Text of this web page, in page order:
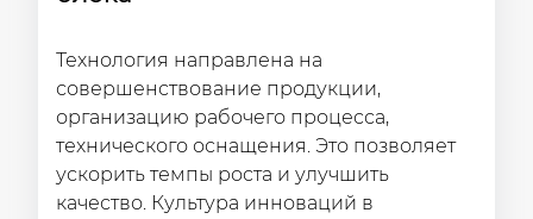
Технология направлена на
совершенствование продукции,
организацию рабочего процесса,
технического оснащения. Это позволяет
ускорить темпы роста и улучшить
качество. Культура инноваций в